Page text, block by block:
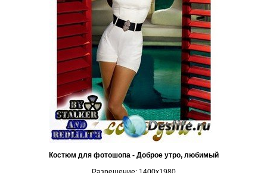
Костюм для фотошопа - Доброе утро, любимый